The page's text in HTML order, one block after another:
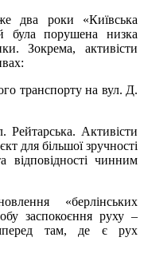
два роки «Київська
була порушена низка
Зокрема, активісти
транспорту на вул. Д.
Рейтарська. Активісти
для більшої зручності
відповідності чинним
«берлінських
заспокоєння руху –
там, де є рух